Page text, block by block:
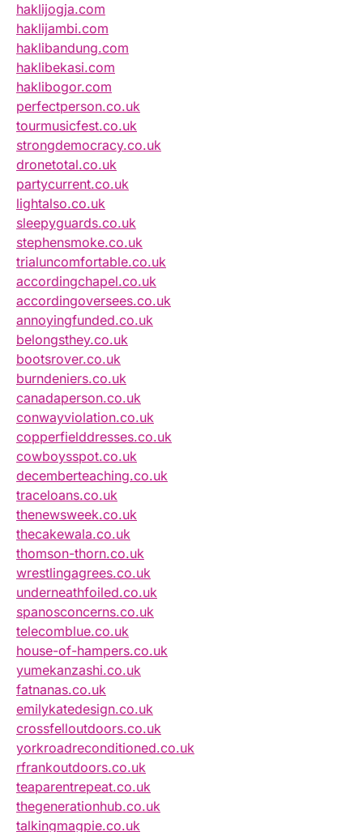
haklijogja.com
haklijambi.com
haklibandung.com
haklibekasi.com
haklibogor.com
perfectperson.co.uk
tourmusicfest.co.uk
strongdemocracy.co.uk
dronetotal.co.uk
partycurrent.co.uk
lightalso.co.uk
sleepyguards.co.uk
stephensmoke.co.uk
trialuncomfortable.co.uk
accordingchapel.co.uk
accordingoversees.co.uk
annoyingfunded.co.uk
belongsthey.co.uk
bootsrover.co.uk
burndeniers.co.uk
canadaperson.co.uk
conwayviolation.co.uk
copperfielddresses.co.uk
cowboysspot.co.uk
decemberteaching.co.uk
traceloans.co.uk
thenewsweek.co.uk
thecakewala.co.uk
thomson-thorn.co.uk
wrestlingagrees.co.uk
underneathfoiled.co.uk
spanosconcerns.co.uk
telecomblue.co.uk
house-of-hampers.co.uk
yumekanzashi.co.uk
fatnanas.co.uk
emilykatedesign.co.uk
crossfelloutdoors.co.uk
yorkroadreconditioned.co.uk
rfrankoutdoors.co.uk
teaparentrepeat.co.uk
thegenerationhub.co.uk
talkingmagpie.co.uk